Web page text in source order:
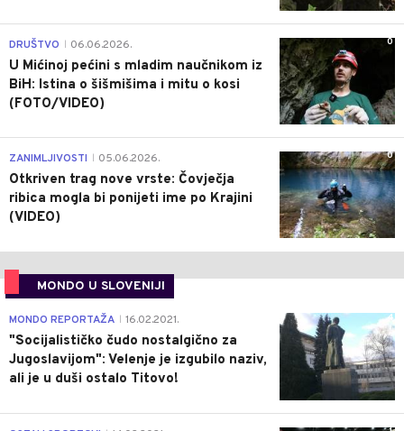
0
DRUŠTVO 06.06.2026.
U Mićinoj pećini s mladim naučnikom iz
BiH: Istina o šišmišima i mitu o kosi
(FOTO/VIDEO)
0
ZANIMLJIVOSTI 05.06.2026.
Otkriven trag nove vrste: Čovječja
ribica mogla bi ponijeti ime po Krajini
(VIDEO)
MONDO U SLOVENIJI
4
MONDO REPORTAŽA 16.02.2021.
"Socijalističko čudo nostalgično za
Jugoslavijom": Velenje je izgubilo naziv,
ali je u duši ostalo Titovo!